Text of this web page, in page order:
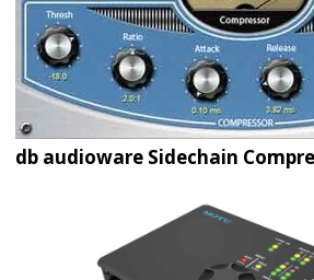
db audioware Sidechain